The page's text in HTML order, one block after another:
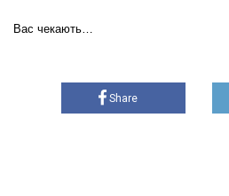
Вас чекають…
Share